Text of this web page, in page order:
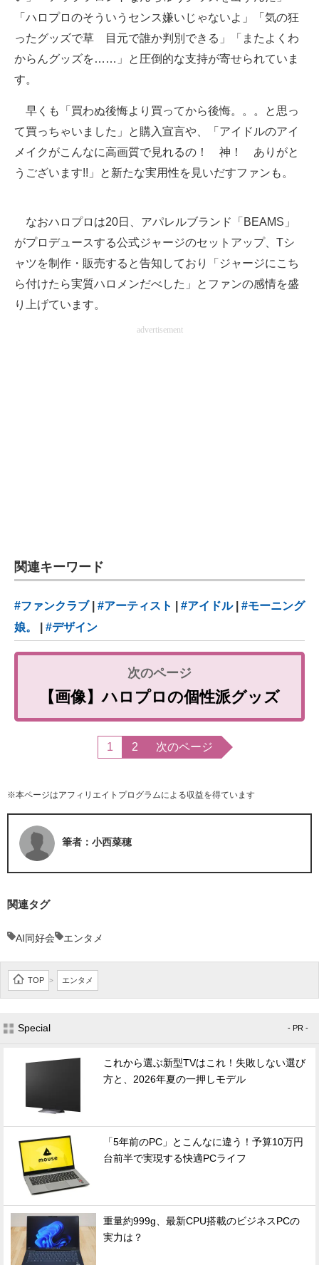
「ハロプロのそういうセンス嫌いじゃないよ」「気の狂
ったグッズで草 目元で誰か判別できる」「またよくわ
からんグッズを……」と圧倒的な支持が寄せられていま
す。
早くも「買わぬ後悔より買ってから後悔。。。と思っ
て買っちゃいました」と購入宣言や、「アイドルのアイ
メイクがこんなに高画質で見れるの！ 神！ ありがと
うございます!!」と新たな実用性を見いだすファンも。
なおハロプロは20日、アパレルブランド「BEAMS」
がプロデュースする公式ジャージのセットアップ、Tシ
ャツを制作・販売すると告知しており「ジャージにこち
ら付けたら実質ハロメンだべした」とファンの感情を盛
り上げています。
advertisement
関連キーワード
#ファンクラブ| #アーティスト #アイドル| #モーニング
娘。
#デザイン
【画像】ハロプロの個性派グッズ
1 2 次のページ
※本ページはアフィリエイトプログラムによる収益を得ています
筆者：小西菜穂
関連タグ
AI同好会 エンタメ
TOP > エンタメ
Special - PR -
これから選ぶ新型TVはこれ！失敗しない選び
方と、2026年夏の一押しモデル
「5年前のPC」とこんなに違う！予算10万円
台前半で実現する快適PCライフ
重量約999g、最新CPU搭載のビジネスPCの
実力は？